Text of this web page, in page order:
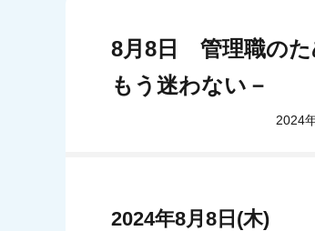
8月8日 管理職のた
もう迷わない－
2024
2024年8月8日(木)